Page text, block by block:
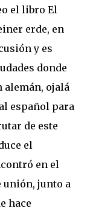
el libro El
erde, en
y es
donde
alemán, ojalá
español para
de este
el
en el
unión, junto a
hace